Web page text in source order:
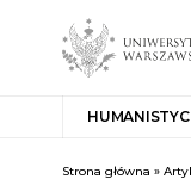
Strona główna »